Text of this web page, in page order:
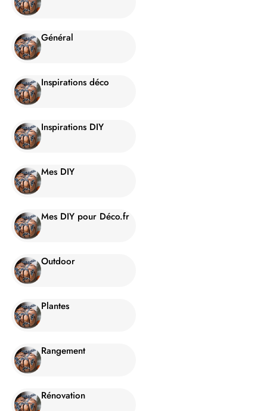
Général
Inspirations déco
Inspirations DIY
Mes DIY
Mes DIY pour Déco.fr
Outdoor
Plantes
Rangement
Rénovation